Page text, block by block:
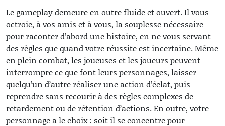
Le gameplay demeure en outre fluide et ouvert. Il vous
octroie, à vos amis et à vous, la souplesse nécessaire
pour raconter d’abord une histoire, en ne vous servant
des règles que quand votre réussite est incertaine. Même
en plein combat, les joueuses et les joueurs peuvent
interrompre ce que font leurs personnages, laisser
quelqu’un d’autre réaliser une action d’éclat, puis
reprendre sans recourir à des règles complexes de
retardement ou de rétention d’actions. En outre, votre
personnage a le choix : soit il se concentre pour